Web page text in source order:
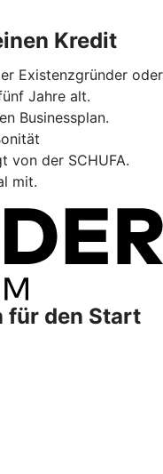
Kredit
Existenzgründer oder
Jahre alt.
Businessplan.
von der SCHUFA.
mit.
für den Start